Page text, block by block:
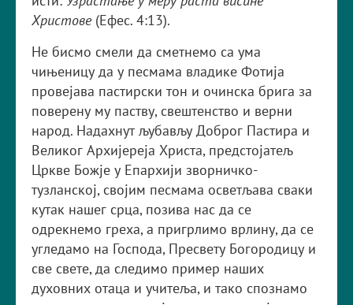
Христове (Ефес. 4:13).
Не бисмо смели да сметнемо са ума
чињеницу да у песмама владике Фотија
провејава пастирски тон и очинска брига за
поверену му паству, свештенство и верни
народ. Надахнут љубављу Доброг Пастира и
Великог Архијереја Христа, предстојатељ
Цркве Божје у Епархији зворничко-
тузланској, својим песмама осветљава сваки
кутак нашег срца, позива нас да се
одрекнемо греха, а пригрлимо врлину, да се
угледамо на Господа, Пресвету Богородицу и
све свете, да следимо пример наших
духовних отаца и учитеља, и тако спознамо